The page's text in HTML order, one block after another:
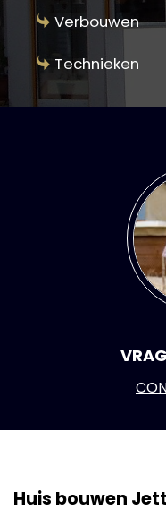
Verbouwen
Technieken
Huis bouwen